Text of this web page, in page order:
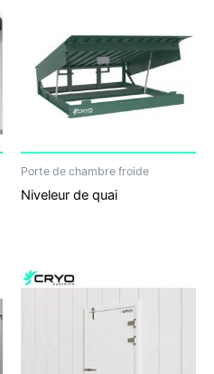
Porte de chambre froide
Niveleur de quai